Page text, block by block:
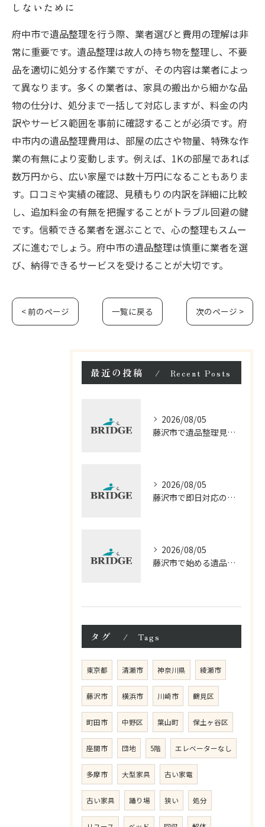
しないために
府中市で遺品整理を行う際、業者選びと費用の理解は非
常に重要です。遺品整理は故人の持ち物を整理し、不要
品を適切に処分する作業ですが、その内容は業者によっ
て異なります。多くの業者は、家具の搬出から細かな品
物の仕分け、処分まで一括して対応しますが、料金の内
訳やサービス範囲を事前に確認することが必須です。府
中市内の遺品整理費用は、部屋の広さや物量、特殊な作
業の有無により変動します。例えば、1Kの部屋であれば
数万円から、広い家屋では数十万円になることもありま
す。口コミや実績の確認、見積もりの内訳を詳細に比較
し、追加料金の有無を把握することがトラブル回避の鍵
です。信頼できる業者を選ぶことで、心の整理もスムー
ズに進むでしょう。府中市の遺品整理は慎重に業者を選
び、納得できるサービスを受けることが大切です。
< 前のページ 一覧に戻る 次のページ >
最近の投稿 Recent Posts
2026/08/05
藤沢市で遺品整理見積もりと料金を比較
2026/08/05
藤沢市で即日対応の遺品整理サービス徹底解説
2026/08/05
藤沢市で始める遺品整理相談の進め方
タグ Tags
東京都 清瀬市 神奈川県 綾瀬市
藤沢市 横浜市 川崎市 鶴見区
町田市 中野区 葉山町 保土ヶ谷区
座間市 団地 5階 エレベーターなし
多摩市 大型家具 古い家電
古い家具 踊り場 狭い 処分